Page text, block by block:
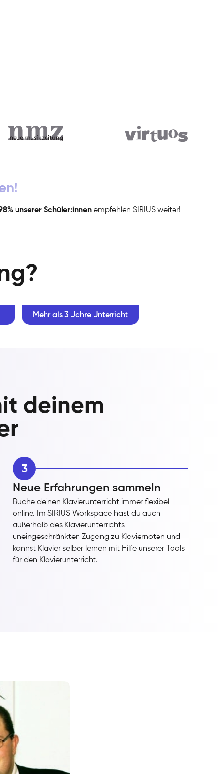
unserer Schüler:innen empfehlen SIRIUS weiter!
Mehr als 3 Jahre Unterricht
deinem
3
Neue Erfahrungen sammeln
Buche deinen Klavierunterricht immer flexibel
online. Im SIRIUS Workspace hast du auch
außerhalb des Klavierunterrichts
uneingeschränkten Zugang zu Klaviernoten und
kannst Klavier selber lernen mit Hilfe unserer Tools
für den Klavierunterricht.